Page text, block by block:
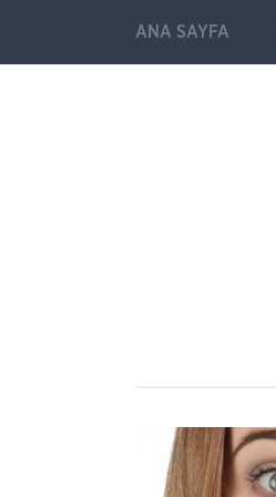
ANA SAYFA